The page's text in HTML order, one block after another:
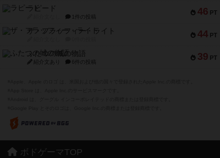
46 PT
ラピード
1件の投稿
44 PT
ザ・フラッフィー・ライト
39 PT
ふたつの城の物語
紹介文あり 6件の投稿
ボドゲーマTOP